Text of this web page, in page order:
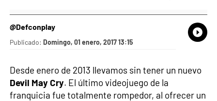
@Defconplay
Publicado: Domingo, 01 enero, 2017 13:15
Desde enero de 2013 llevamos sin tener un nuevo
Devil May Cry. El último videojuego de la
franquicia fue totalmente rompedor, al ofrecer un